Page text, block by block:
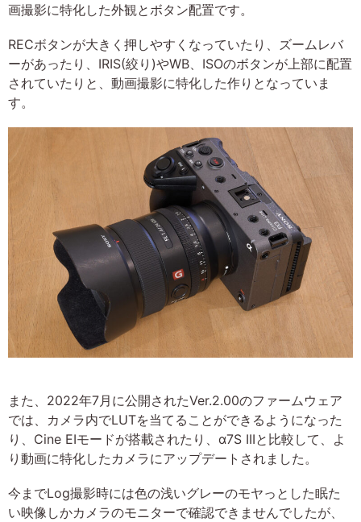
画撮影に特化した外観とボタン配置です。
RECボタンが大きく押しやすくなっていたり、ズームレバ
ーがあったり、IRIS(絞り)やWB、ISOのボタンが上部に配置
されていたりと、動画撮影に特化した作りとなっていま
す。
また、2022年7月に公開されたVer.2.00のファームウェア
では、カメラ内でLUTを当てることができるようになった
り、Cine EIモードが搭載されたり、α7S IIIと比較して、よ
り動画に特化したカメラにアップデートされました。
今までLog撮影時には色の浅いグレーのモヤっとした眠た
い映像しかカメラのモニターで確認できませんでしたが、